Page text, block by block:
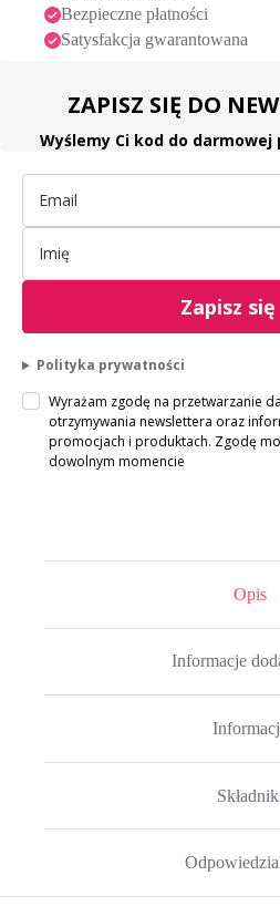
Bezpieczne płatności
Satysfakcja gwarantowana
ZAPISZ SIĘ DO
Wyślemy Ci kod do darmowej
Zapisz się
Polityka prywatności
Wyrażam zgodę na przetwarzanie
otrzymywania newslettera oraz
promocjach i produktach. Zgodę
dowolnym momencie
Opis
Informacje